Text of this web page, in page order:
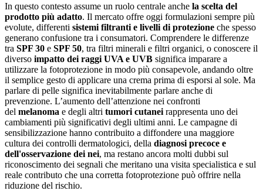
In questo contesto assume un ruolo centrale anche la scelta del
prodotto più adatto. Il mercato offre oggi formulazioni sempre più
evolute, differenti sistemi filtranti e livelli di protezione che spesso
generano confusione tra i consumatori. Comprendere le differenze
tra SPF 30 e SPF 50, tra filtri minerali e filtri organici, o conoscere il
diverso impatto dei raggi UVA e UVB significa imparare a
utilizzare la fotoprotezione in modo più consapevole, andando oltre
il semplice gesto di applicare una crema prima di esporsi al sole. Ma
parlare di pelle significa inevitabilmente parlare anche di
prevenzione. L’aumento dell’attenzione nei confronti
del melanoma e degli altri tumori cutanei rappresenta uno dei
cambiamenti più significativi degli ultimi anni. Le campagne di
sensibilizzazione hanno contribuito a diffondere una maggiore
cultura dei controlli dermatologici, della diagnosi precoce e
dell'osservazione dei nei, ma restano ancora molti dubbi sul
riconoscimento dei segnali che meritano una visita specialistica e sul
reale contributo che una corretta fotoprotezione può offrire nella
riduzione del rischio.